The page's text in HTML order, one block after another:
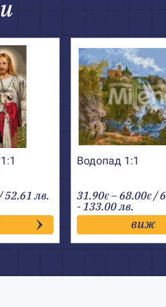
52.61 лв.
Водопад 1:1
31.90€ –68.00€ /
- 133.00 лв.
виж